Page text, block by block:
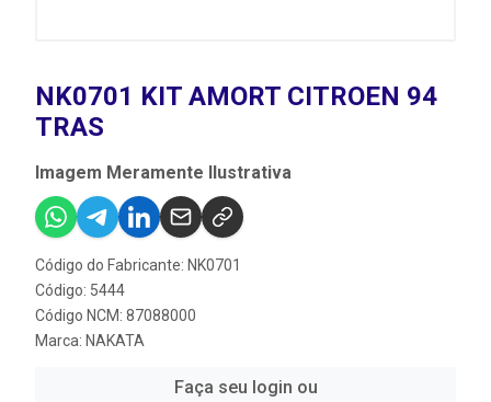
NK0701 KIT AMORT CITROEN 94
TRAS
Imagem Meramente Ilustrativa
Código do Fabricante: NK0701
Código: 5444
Código NCM: 87088000
Marca: NAKATA
Faça seu login ou